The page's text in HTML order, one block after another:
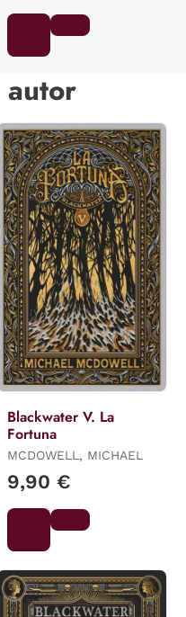
Blackwater V. La
Fortuna
MCDOWELL, MICHAEL
9,90 €